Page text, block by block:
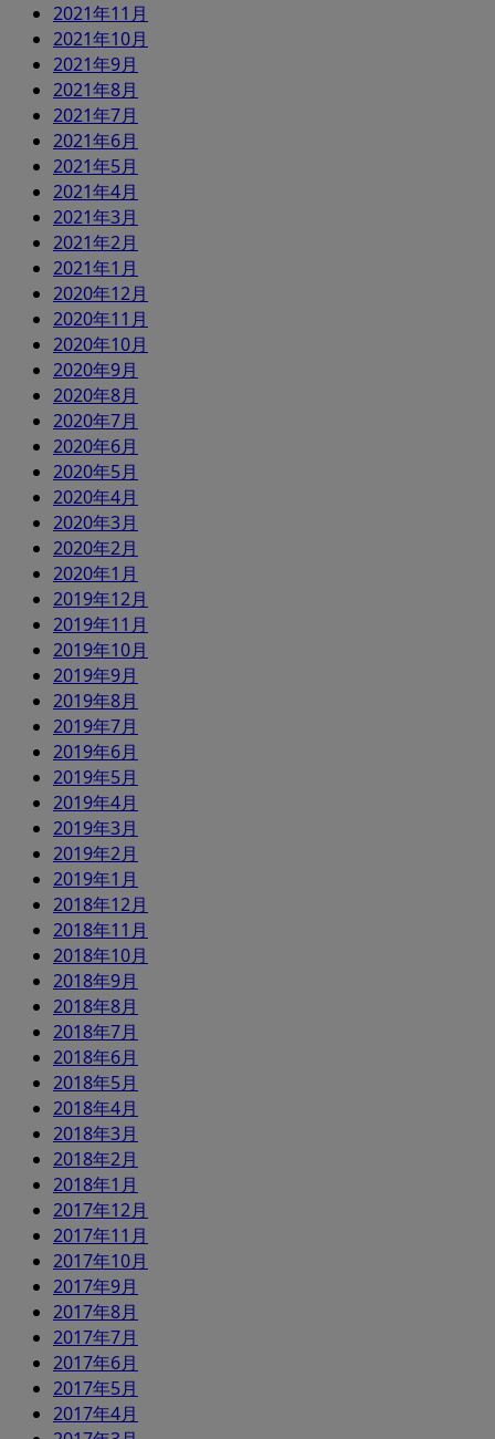
2021年11月
2021年10月
2021年9月
2021年8月
2021年7月
2021年6月
2021年5月
2021年4月
2021年3月
2021年2月
2021年1月
2020年12月
2020年11月
2020年10月
2020年9月
2020年8月
2020年7月
2020年6月
2020年5月
2020年4月
2020年3月
2020年2月
2020年1月
2019年12月
2019年11月
2019年10月
2019年9月
2019年8月
2019年7月
2019年6月
2019年5月
2019年4月
2019年3月
2019年2月
2019年1月
2018年12月
2018年11月
2018年10月
2018年9月
2018年8月
2018年7月
2018年6月
2018年5月
2018年4月
2018年3月
2018年2月
2018年1月
2017年12月
2017年11月
2017年10月
2017年9月
2017年8月
2017年7月
2017年6月
2017年5月
2017年4月